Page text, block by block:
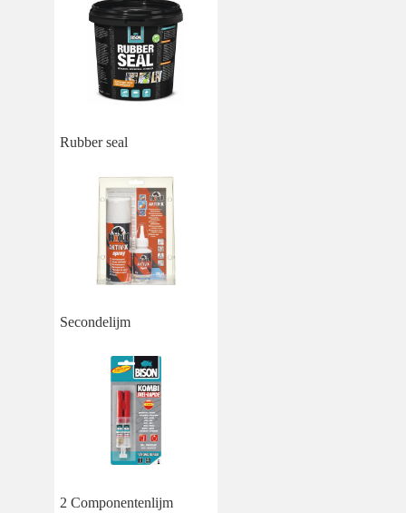
Rubber seal
Secondelijm
2 Componentenlijm